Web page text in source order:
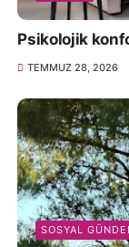
Psikolojik
TEMMUZ 28, 2026
SOSYAL